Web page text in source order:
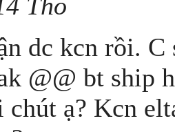
dc kcn rồi. C
@@ bt ship
chút ạ? Kcn